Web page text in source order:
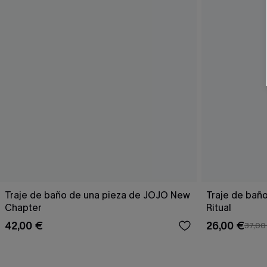
Traje de baño de una pieza de JOJO New
Chapter
42,00 €
Traje de
Ritual
26,00 €